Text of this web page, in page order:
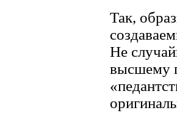
Так,
Не
высшему